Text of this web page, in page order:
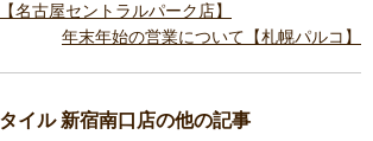
名古屋セントラルパーク店】
年末年始の営業について【札幌パルコ】
イル 新宿南口店の他の記事